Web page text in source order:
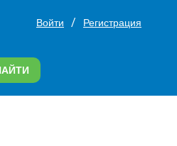
Войти / Регистрация